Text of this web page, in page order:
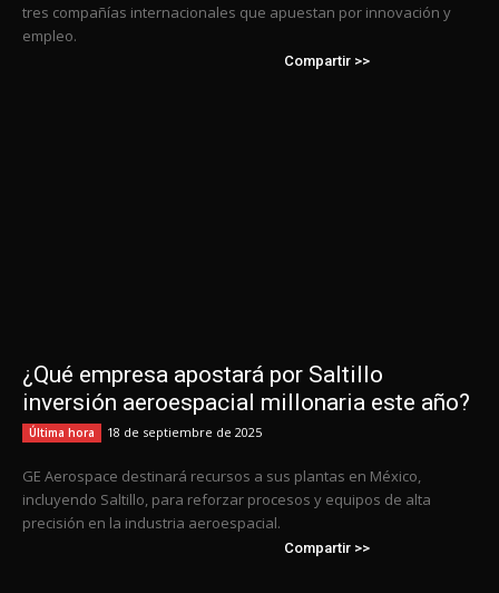
tres compañías internacionales que apuestan por innovación y
empleo.
Compartir >>
¿Qué empresa apostará por Saltillo
inversión aeroespacial millonaria este año?
Última hora 18 de septiembre de 2025
GE Aerospace destinará recursos a sus plantas en México,
incluyendo Saltillo, para reforzar procesos y equipos de alta
precisión en la industria aeroespacial.
Compartir >>